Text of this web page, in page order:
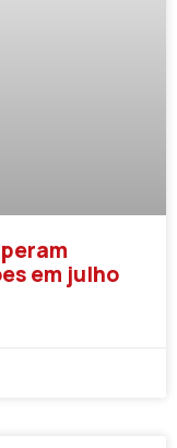
em julho